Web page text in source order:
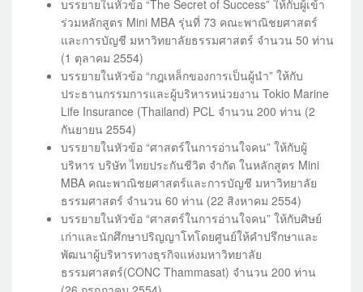
บรรยายในหัวข้อ “The Secret of Success” ให้กับผู้เข้า
ร่วมหลักสูตร Mini MBA รุ่นที่ 73 คณะพาณิชยศาสตร์
และการบัญชี มหาวิทยาลัยธรรมศาสตร์ จำนวน 50 ท่าน
(1 ตุลาคม 2554)
บรรยายในหัวข้อ “กฎเหล็กของการเป็นผู้นำ” ให้กับ
ประธานกรรมการและผู้บริหารหน่วยงาน Tokio Marine
Life Insurance (Thailand) PCL จำนวน 200 ท่าน (2
กันยายน 2554)
บรรยายในหัวข้อ “ศาสตร์ในการอ่านใจคน” ให้กับผู้
บริหาร บริษัท ไทยประกันชีวิต จำกัด ในหลักสูตร Mini
MBA คณะพาณิชยศาสตร์และการบัญชี มหาวิทยาลัย
ธรรมศาสตร์ จำนวน 60 ท่าน (22 สิงหาคม 2554)
บรรยายในหัวข้อ “ศาสตร์ในการอ่านใจคน” ให้กับศิษย์
เก่าและนักศึกษาปริญญาโทโดยศูนย์ให้คำปรึกษาและ
พัฒนาผู้บริหารทางธุรกิจแห่งมหาวิทยาลัย
ธรรมศาสตร์(CONC Thammasat) จำนวน 200 ท่าน